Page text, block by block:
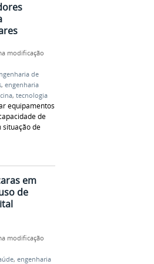
modificação
de
, engenharia
, tecnologia
equipamentos
de
situação de
em
de
modificação
, engenharia